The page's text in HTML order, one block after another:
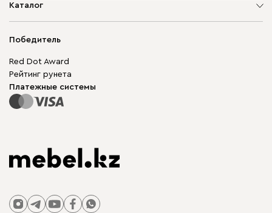
О компании
Гарантия
Для бизнеса
Карта сайта
Каталог
Корпусная мебель
Модульная мебель
Столы и стулья
Победитель
Red Dot Award
Рейтинг рунета
Платежные системы